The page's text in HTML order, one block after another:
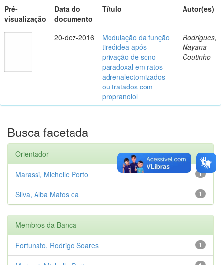
Pré-
visualização
Data do
documento
Título Autor(es)
20-dez-2016
Modulação da função
tireóidea após
privação de sono
paradoxal em ratos
adrenalectomizados
ou tratados com
propranolol
Rodrigues,
Nayana
Coutinho
Busca facetada
Orientador
1
Marassi, Michelle Porto
1
Silva, Alba Matos da
Membros da Banca
1
Fortunato, Rodrigo Soares